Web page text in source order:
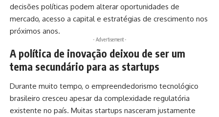
decisões políticas podem alterar oportunidades de
mercado, acesso a capital e estratégias de crescimento nos
próximos anos.
- Advertisement -
A política de inovação deixou de ser um
tema secundário para as startups
Durante muito tempo, o empreendedorismo tecnológico
brasileiro cresceu apesar da complexidade regulatória
existente no país. Muitas startups nasceram justamente